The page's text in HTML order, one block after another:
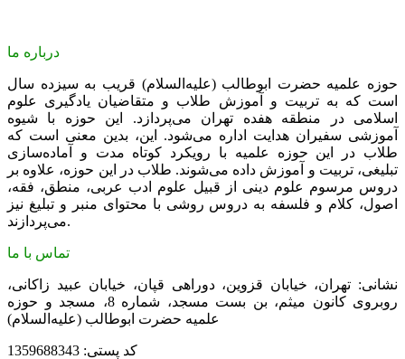
درباره ما
حوزه علمیه حضرت ابوطالب (علیه‌السلام) قریب به سیزده سال
است که به تربیت و آموزش طلاب و متقاضیان یادگیری علوم
اسلامی در منطقه هفده تهران می‌پردازد. این حوزه با شیوه
آموزشی سفیران هدایت اداره می‌شود. این، بدین معنی است که
طلاب در این حوزه علمیه با رویکرد کوتاه مدت و آماده‌سازی
تبلیغی، تربیت و آموزش داده می‌شوند. طلاب در این حوزه، علاوه بر
دروس مرسوم علوم دینی از قبیل علوم ادب عربی، منطق، فقه،
اصول، کلام و فلسفه به دروس روشی با محتوای منبر و تبلیغ نیز
می‌پردازند.
تماس با ما
نشانی: تهران، خیابان قزوین، دوراهی قپان، خیابان عبید زاکانی،
روبروی کانون میثم، بن بست مسجد، شماره 8، مسجد و حوزه
علمیه حضرت ابوطالب (علیه‌السلام)
کد پستی: 1359688343